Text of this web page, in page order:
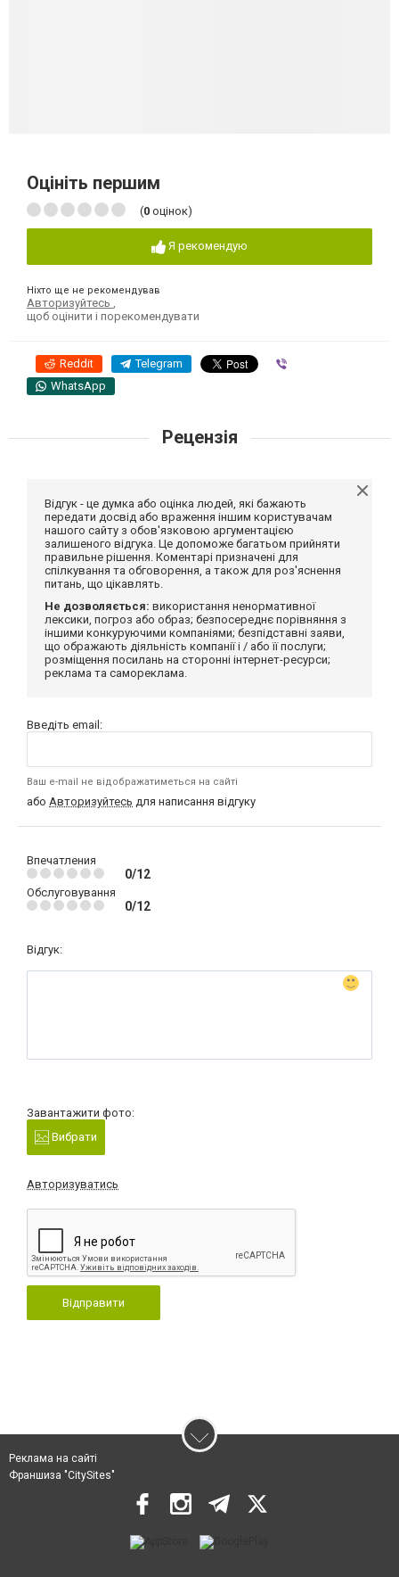
Оцініть першим
(0 оцінок)
Я рекомендую
Ніхто ще не рекомендував
Авторизуйтесь
щоб оцінити і порекомендувати
Reddit Telegram
WhatsApp
Рецензія
Відгук - це думка або оцінка людей, які бажають
передати досвід або враження іншим користувачам
нашого сайту з обов'язковою аргументацією
залишеного відгука. Це допоможе багатьом прийняти
правильне рішення. Коментарі призначені для
спілкування та обговорення, а також для роз'яснення
питань, що цікавлять.
Не дозволяється: використання ненормативної
лексики, погроз або образ; безпосереднє порівняння з
іншими конкуруючими компаніями; безпідставні заяви,
що ображають діяльність компанії і / або її послуги;
розміщення посилань на сторонні інтернет-ресурси;
реклама та самореклама.
Введіть email:
Ваш e-mail не відображатиметься на сайті
або Авторизуйтесь для написання відгуку
Впечатления
0/12
Обслуговування
0/12
Відгук:
Завантажити фото:
Вибрати
Авторизуватись
Відправити
Реклама на сайті
Франшиза "CitySites"